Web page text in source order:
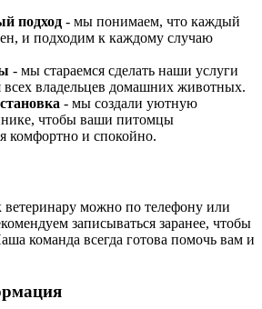
подход - мы понимаем, что каждый
и подходим к каждому случаю
- мы стараемся сделать наши услуги
владельцев домашних животных.
- мы создали уютную
чтобы ваши питомцы
комфортно и спокойно.
ветеринару можно по телефону или
записываться заранее, чтобы
команда всегда готова помочь вам и